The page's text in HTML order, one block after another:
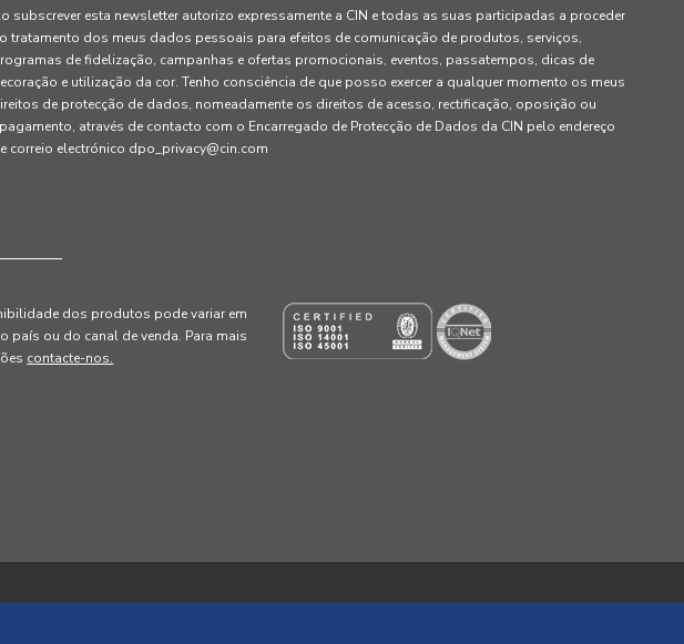
subscrever esta newsletter autorizo expressamente a CIN e todas as suas participadas a proceder
tratamento dos meus dados pessoais para efeitos de comunicação de produtos, serviços,
de fidelização, campanhas e ofertas promocionais, eventos, passatempos, dicas de
e utilização da cor. Tenho consciência de que posso exercer a qualquer momento os meus
de protecção de dados, nomeadamente os direitos de acesso, rectificação, oposição ou
através de contacto com o Encarregado de Protecção de Dados da CIN pelo endereço
correio electrónico dpo_privacy@cin.com
dos produtos pode variar em
país ou do canal de venda. Para mais
contacte-nos.